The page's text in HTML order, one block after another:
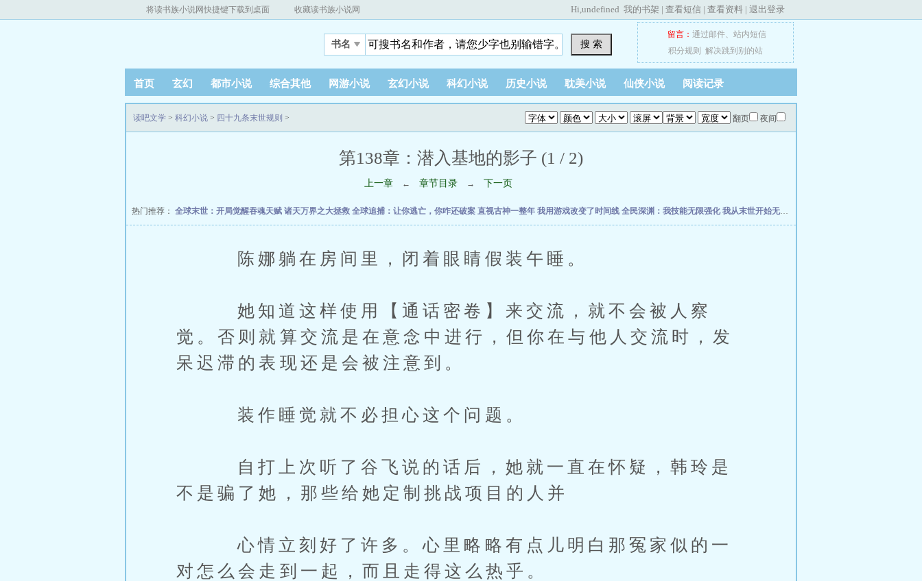
将读书族小说网快捷键下载到桌面 收藏读书族小说网 Hi,undefined 我的书架 | 查看短信 | 查看资料 | 退出登录
书名 搜 索
留言： 通过邮件、 站内短信
积分规则
解决跳到别的站
首页 玄幻 都市小说 综合其他 网游小说 玄幻小说 科幻小说 历史小说 耽美小说 仙侠小说 阅读记录
翻页 夜间
读吧文学 > 科幻小说 > 四十九条末世规则 >
第138章：潜入基地的影子 (1 / 2)
上一章 ← 章节目录 → 下一页
热门推荐： 全球末世：开局觉醒吞魂天赋 诸天万界之大拯救 全球追捕：让你逃亡，你咋还破案 直视古神一整年 我用游戏改变了时间线 全民深渊：我技能无限强化我从末世开始无敌
陈娜躺在房间里，闭着眼睛假装午睡。
她知道这样使用【通话密卷】来交流，就不会被人察
觉。否则就算交流是在意念中进行，但你在与他人交流时，发
呆迟滞的表现还是会被注意到。
装作睡觉就不必担心这个问题。
自打上次听了谷飞说的话后，她就一直在怀疑，韩玲是
不是骗了她，那些给她定制挑战项目的人并
心情立刻好了许多。心里略略有点儿明白那冤家似的一
对怎么会走到一起，而且走得这么热乎。